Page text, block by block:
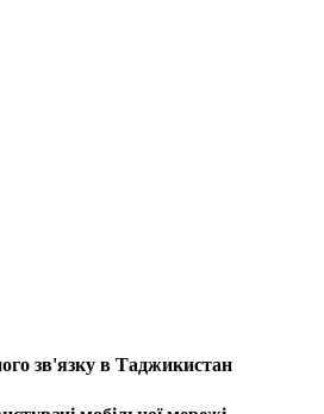
зв'язку в Таджикистан